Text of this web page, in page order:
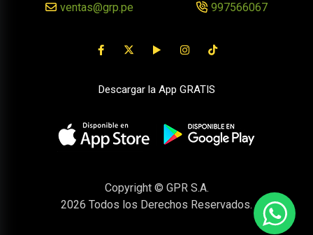
ventas@grp.pe 997566067
Descargar la App GRATIS
Copyright © GPR S.A.
2026 Todos los Derechos Reservados.